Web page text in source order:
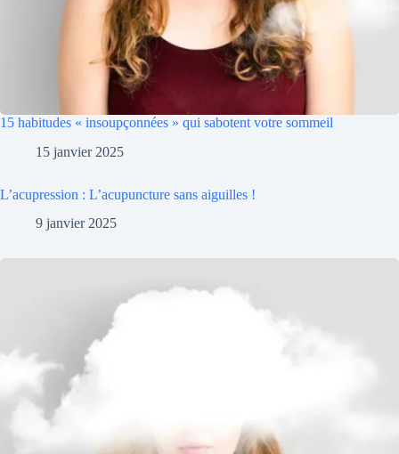
15 habitudes « insoupçonnées » qui sabotent votre sommeil
15 janvier 2025
L’acupression : L’acupuncture sans aiguilles !
9 janvier 2025